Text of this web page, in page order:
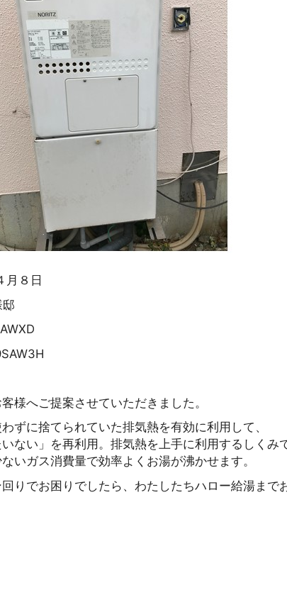
８日
様へご提案させていただきました。
ずに捨てられていた排気熱を有効に利用して、
ない」を再利用。排気熱を上手に利用するしくみ
いガス消費量で効率よくお湯が沸かせます。
りでお困りでしたら、わたしたちハロー給湯まで